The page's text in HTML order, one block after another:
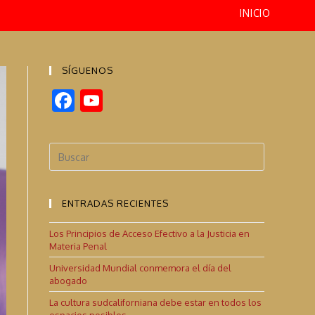
INICIO
SÍGUENOS
F
e
b
o
k
u
T
b
e
C
h
a
ENTRADAS RECIENTES
Los Principios de Acceso Efectivo a la Justicia en
Materia Penal
Universidad Mundial conmemora el día del
abogado
La cultura sudcaliforniana debe estar en todos los